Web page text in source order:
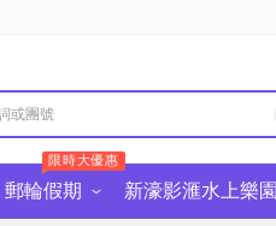
限時大優惠
郵輪假期 新濠影滙水上樂園